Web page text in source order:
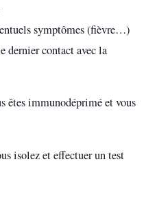
symptômes (fièvre…)
dernier contact avec la
êtes immunodéprimé et vous
isolez et effectuer un test